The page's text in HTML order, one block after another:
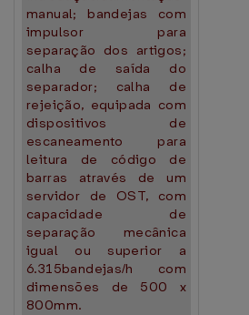
manual; bandejas com
impulsor para
separação dos artigos;
calha de saída do
separador; calha de
rejeição, equipada com
dispositivos de
escaneamento para
leitura de código de
barras através de um
servidor de OST, com
capacidade de
separação mecânica
igual ou superior a
6.315bandejas/h com
dimensões de 500 x
800mm.